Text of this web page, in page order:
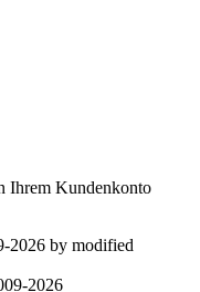
Ihrem Kundenkonto
2026 by modified
2026